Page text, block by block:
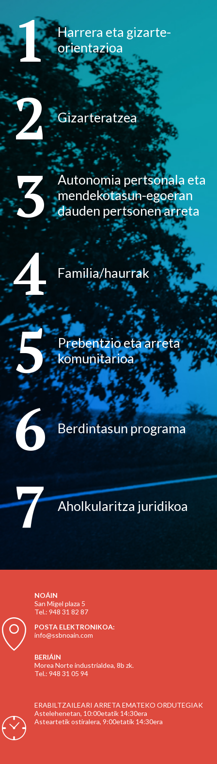
1
Harrera eta gizarte-
orientazioa
2 Gizarteratzea
3
Autonomia pertsonala eta
mendekotasun-egoeran
dauden pertsonen arreta
4 Familia/haurrak
5
Prebentzio eta arreta
komunitarioa
6 Berdintasun programa
7 Aholkularitza juridikoa
NOÁIN
San Migel plaza 5
Tel.: 948 31 82 87
POSTA ELEKTRONIKOA:
info@ssbnoain.com
BERIÁIN
Morea Norte industrialdea, 8b zk.
Tel.: 948 31 05 94
ERABILTZAILEARI ARRETA EMATEKO ORDUTEGIAK
Astelehenetan, 10:00etatik 14:30era
Asteartetik ostiralera, 9:00etatik 14:30era